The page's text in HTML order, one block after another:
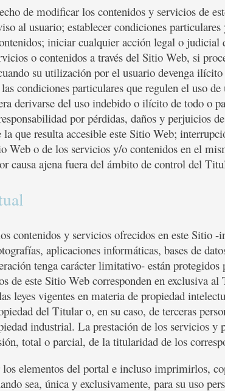
de modificar los contenidos y servicios de
al usuario; establecer condiciones
iniciar cualquier acción legal o
o contenidos a través del Sitio Web, si
su utilización por el usuario devenga
condiciones particulares que regulen el uso
derivarse del uso indebido o ilícito de todo o
por pérdidas, daños y perjuicios
la que resulta accesible este Sitio Web;
Web o de los servicios y/o contenidos en el
causa ajena fuera del ámbito de control del
contenidos y servicios ofrecidos en este Sitio
aplicaciones informáticas, bases de
tenga carácter limitativo- están
de este Sitio Web corresponden en exclusiva
leyes vigentes en materia de propiedad
del Titular o, en su caso, de terceras
industrial. La prestación de los servicios
total o parcial, de la titularidad de los
elementos del portal e incluso imprimirlos,
sea, única y exclusivamente, para su uso